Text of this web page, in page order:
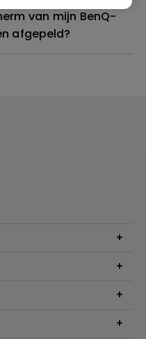
van mijn BenQ-
afgepeld?